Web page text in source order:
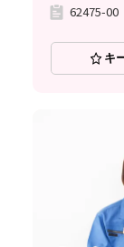
62475-00
キ